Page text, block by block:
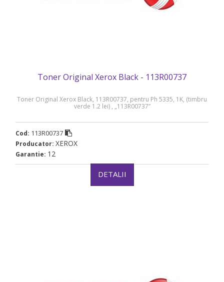
Toner Original Xerox Black - 113R00737
Toner Original Xerox Black, 113R00737, pentru Ph 5335, 1K, (timbru
verde 1.2 lei) , „113R00737”
Cod: 113R00737
Producator: XEROX
Garantie: 12
DETALII